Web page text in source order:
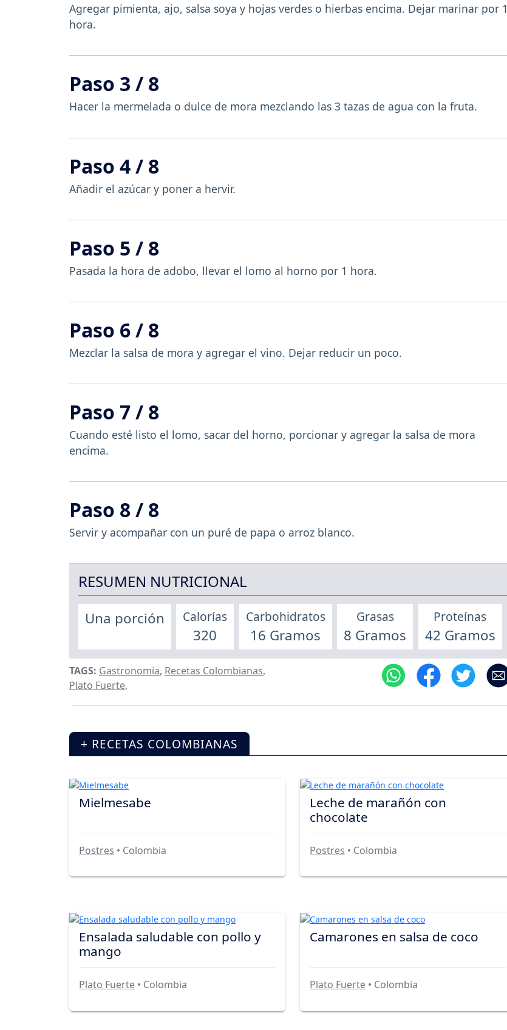
Agregar pimienta, ajo, salsa soya y hojas verdes o hierbas encima. Dejar marinar por 1
hora.
Paso 3 / 8
Hacer la mermelada o dulce de mora mezclando las 3 tazas de agua con la fruta.
Paso 4 / 8
Añadir el azúcar y poner a hervir.
Paso 5 / 8
Pasada la hora de adobo, llevar el lomo al horno por 1 hora.
Paso 6 / 8
Mezclar la salsa de mora y agregar el vino. Dejar reducir un poco.
Paso 7 / 8
Cuando esté listo el lomo, sacar del horno, porcionar y agregar la salsa de mora
encima.
Paso 8 / 8
Servir y acompañar con un puré de papa o arroz blanco.
RESUMEN NUTRICIONAL
Una porción Calorías
320
Carbohidratos
16 Gramos
Grasas
8 Gramos
Proteínas
42 Gramos
TAGS: Gastronomía, Recetas Colombianas,
Plato Fuerte,
+ RECETAS COLOMBIANAS
Mielmesabe
Postres • Colombia
Leche de marañón con
chocolate
Postres • Colombia
Ensalada saludable con pollo y
mango
Plato Fuerte • Colombia
Camarones en salsa de coco
Plato Fuerte • Colombia